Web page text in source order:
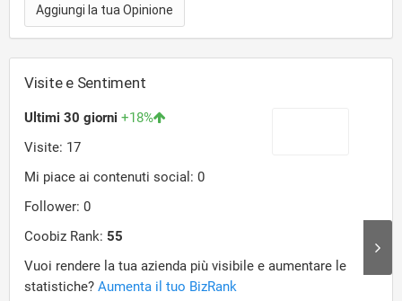
Aggiungi la tua Opinione
Visite e Sentiment